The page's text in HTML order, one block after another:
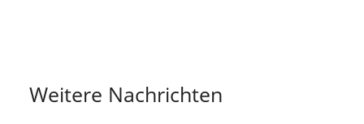
Weitere Nachrichten